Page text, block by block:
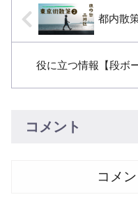
都内散
役に立つ情報【段ボ
コメント
コメ